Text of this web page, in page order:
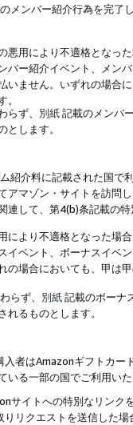
メンバー紹介行為を完了
悪用により不適格となっ
バー紹介イベント、メン
いません。いずれの場合
。
らず、 別紙記載のメンバ
とします。
紹介料に記載された国で
アマゾン・サイトを訪問
連して、第4(b)条記載の
により不適格となった場
イベント、ボーナスイベ
の場合においても、甲は
らず、 別紙記載のボーナ
るものとします。
者はAmazonギフトカ
いる一部の国でご利用い
サイトへの特別なリン
リクエストを送信した